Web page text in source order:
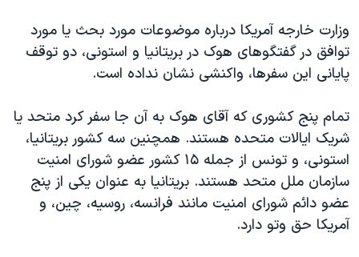
نرگس محمدی برنده جایزه نوبل صلح
همایش محافظه‌کاران آمریکا «سی‌پک»
صفحه‌های ویژه
سفر پرزیدنت ترامپ به چین
وزارت خارجه آمریکا درباره موضوعات مورد بحث یا مورد
توافق در گفتگوهای هوک در بریتانیا و استونی، دو توقف
پایانی این سفرها، واکنشی نشان نداده است.
تمام پنج کشوری که آقای هوک به آن جا سفر کرد متحد یا
شریک ایالات متحده هستند. همچنین سه کشور بریتانیا،
استونی، و تونس از جمله ۱۵ کشور عضو شورای امنیت
سازمان ملل متحد هستند. بریتانیا به عنوان یکی از پنج
عضو دائم شورای امنیت مانند فرانسه، روسیه، چین، و
آمریکا حق وتو دارد.